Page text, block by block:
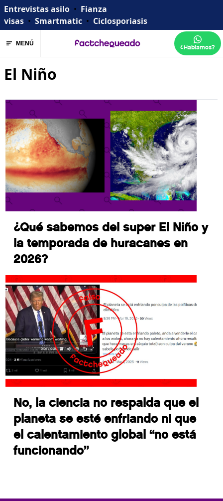
Entrevistas asilo • Fianza
visas • Smartmatic • Ciclosporiasis
MENÚ ¿Hablamos?
El Niño
¿Qué sabemos del super El Niño y
la temporada de huracanes en
2026?
No, la ciencia no respalda que el
planeta se esté enfriando ni que
el calentamiento global “no está
funcionando”